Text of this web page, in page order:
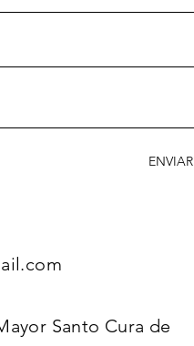
ENVIAR
Santo Cura de